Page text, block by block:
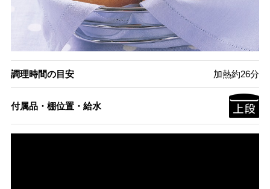
調理時間の目安 加熱約26分
付属品・棚位置・給水